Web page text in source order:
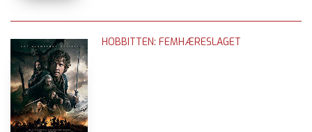
HOBBITTEN: FEMHÆRESLAGET